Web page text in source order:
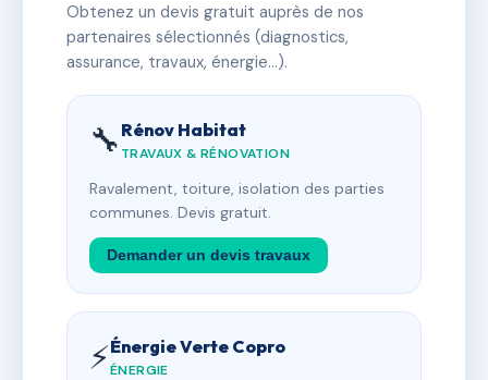
Obtenez un devis gratuit auprès de nos
partenaires sélectionnés (diagnostics,
assurance, travaux, énergie…).
🔧 Rénov Habitat
TRAVAUX & RÉNOVATION
Ravalement, toiture, isolation des parties
communes. Devis gratuit.
Demander un devis travaux
⚡Énergie Verte Copro
ÉNERGIE